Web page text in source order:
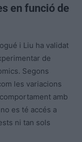
en funció de
i Liu ha validat
de
Segons
les variacions
amb
es té accés a
ni tan sols